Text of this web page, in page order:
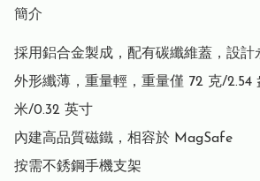
簡介
採用鋁合金製成，配有碳纖維蓋，設計
外形纖薄，重量輕，重量僅 72 克/2.54
米/0.32 英寸
內建高品質磁鐵，相容於 MagSafe
按需不銹鋼手機支架